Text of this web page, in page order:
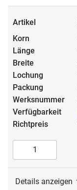
Details anzeigen